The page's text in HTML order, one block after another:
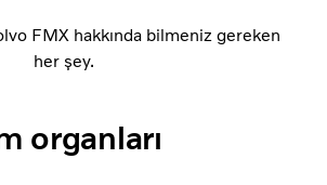
FMX hakkında bilmeniz gereken
her şey.
organları